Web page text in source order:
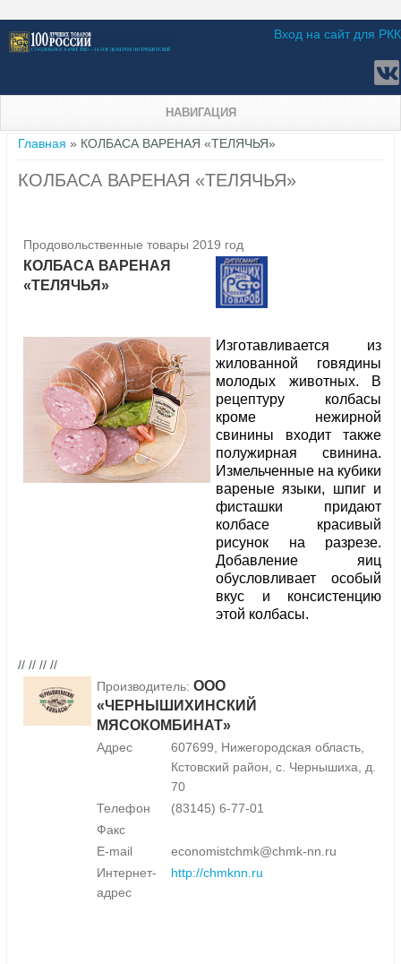
Вход на сайт для РКК
НАВИГАЦИЯ
Вы здесь
Главная » КОЛБАСА ВАРЕНАЯ «ТЕЛЯЧЬЯ»
КОЛБАСА ВАРЕНАЯ «ТЕЛЯЧЬЯ»
Продовольственные товары 2019 год
КОЛБАСА ВАРЕНАЯ
«ТЕЛЯЧЬЯ»
Изготавливается из
жилованной говядины
молодых животных. В
рецептуру колбасы
кроме нежирной
свинины входит также
полужирная свинина.
Измельченные на кубики
вареные языки, шпиг и
фисташки придают
колбасе красивый
рисунок на разрезе.
Добавление яиц
обусловливает особый
вкус и консистенцию
этой колбасы.
// // // //
Производитель: ООО
«ЧЕРНЫШИХИНСКИЙ
МЯСОКОМБИНАТ»
Адрес
607699, Нижегородская область,
Кстовский район, с. Чернышиха, д.
70
Телефон
(83145) 6-77-01
Факс
E-mail
economistchmk@chmk-nn.ru
Интернет-
адрес
http://chmknn.ru